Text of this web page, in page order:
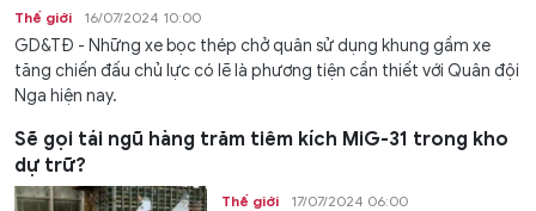
Thế giới 16/07/2024 10:00
GD&TĐ - Những xe bọc thép chở quân sử dụng khung gầm xe
tăng chiến đấu chủ lực có lẽ là phương tiện cần thiết với Quân đội
Nga hiện nay.
Sẽ gọi tái ngũ hàng trăm tiêm kích MiG-31 trong kho
dự trữ?
Thế giới 17/07/2024 06:00